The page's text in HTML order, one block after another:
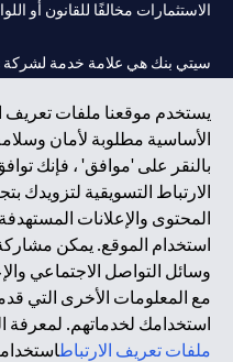
يستخدم موقعنا ملفات تعريف
الأساسية مطلوبة لأمان
بالنقر على 'موافق' ، فإنك
الارتباط التسويقية لتزويدك
المحتوى والإعلانات
استخدام الموقع. يمكن
وسائل التواصل الاجتماعي
مع المعلومات الأخرى التي
استخدامك لخدماتهم. لمعرفة
ملفات تعريف الارتباط
الاستثمارات مخالفًا للقانون أو
سيتي بنك إن. إيه. الإمارات
الإمارات في دبي، و1002019
فرع سيتي بنك إن إيه -
الإمارات العربية المتحدة
سيتي بنك إن إيه الإمارات
الاستشارات المالية والتعريف
20200000097 ب)